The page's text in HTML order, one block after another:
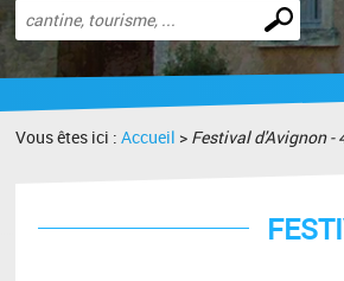
Effectuer
une
recherche
Vous êtes ici :Accueil > Festival d'Avignon -